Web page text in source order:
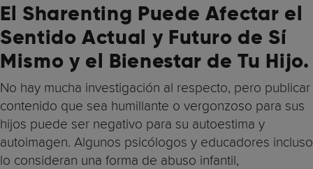
El Sharenting Puede Afectar el
Sentido Actual y Futuro de Sí
Mismo y el Bienestar de Tu Hijo.
No hay mucha investigación al respecto, pero publicar
contenido que sea humillante o vergonzoso para sus
hijos puede ser negativo para su autoestima y
autoimagen. Algunos psicólogos y educadores incluso
lo consideran una forma de abuso infantil,